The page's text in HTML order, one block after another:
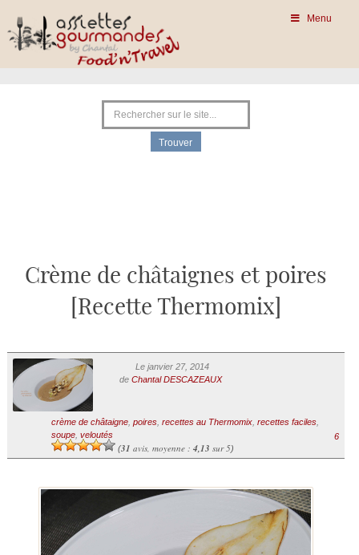
Menu
Crème de châtaignes et poires
[Recette Thermomix]
Le janvier 27, 2014
de Chantal DESCAZEAUX
crème de châtaigne, poires, recettes au Thermomix, recettes faciles,
soupe, veloutés
(31 avis, moyenne : 4,13 sur 5)
6